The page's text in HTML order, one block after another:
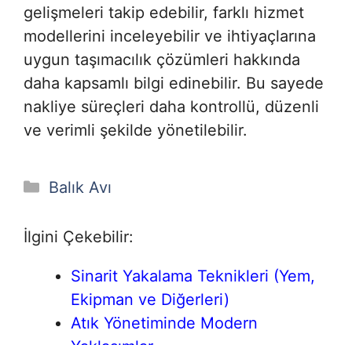
gelişmeleri takip edebilir, farklı hizmet
modellerini inceleyebilir ve ihtiyaçlarına
uygun taşımacılık çözümleri hakkında
daha kapsamlı bilgi edinebilir. Bu sayede
nakliye süreçleri daha kontrollü, düzenli
ve verimli şekilde yönetilebilir.
Kategoriler
Balık Avı
İlgini Çekebilir:
Sinarit Yakalama Teknikleri (Yem,
Ekipman ve Diğerleri)
Atık Yönetiminde Modern